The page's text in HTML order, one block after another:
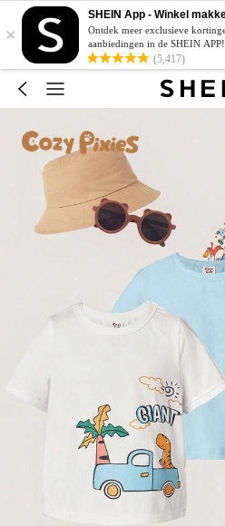
×
SHEIN App - Winkel
Ontdek meer exclusieve
aanbiedingen in de SHEIN APP!
(5,417)